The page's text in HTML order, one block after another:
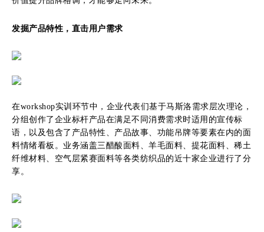
发掘产品特性，直击用户需求
在workshop实训环节中，企业代表们基于马斯洛需求层次理论，
分组创作了企业标杆产品在满足不同消费需求时适用的宣传标
语，以及包含了产品特性、产品故事、功能吊牌等要素在内的面
料情绪看板。业务涵盖三醋酸面料、羊毛面料、提花面料、稀土
纤维材料、空气层紧赛面料等各类纺织品的近十家企业进行了分
享。